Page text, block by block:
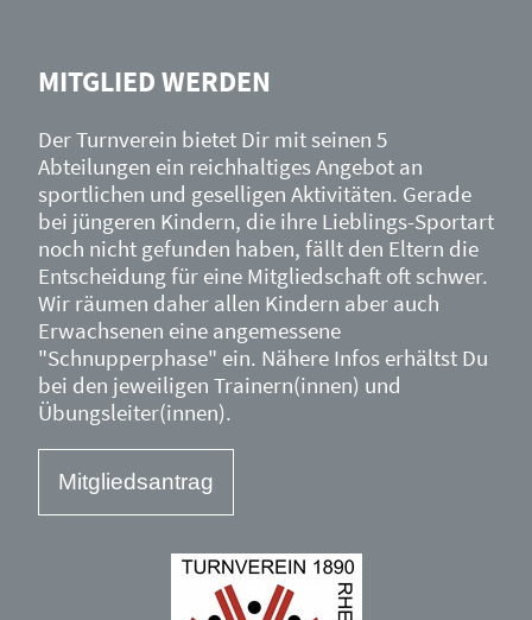
MITGLIED WERDEN
Der Turnverein bietet Dir mit seinen 5
Abteilungen ein reichhaltiges Angebot an
sportlichen und geselligen Aktivitäten. Gerade
bei jüngeren Kindern, die ihre Lieblings-Sportart
noch nicht gefunden haben, fällt den Eltern die
Entscheidung für eine Mitgliedschaft oft schwer.
Wir räumen daher allen Kindern aber auch
Erwachsenen eine angemessene
"Schnupperphase" ein. Nähere Infos erhältst Du
bei den jeweiligen Trainern(innen) und
Übungsleiter(innen).
Mitgliedsantrag